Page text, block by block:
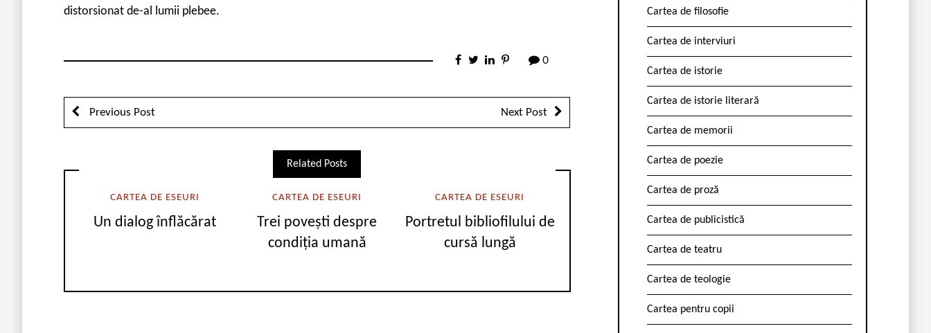
distorsionat de-al lumii plebee.
0
Previous Post Next Post
Related Posts
CARTEA DE ESEURI
Un dialog înflăcărat
CARTEA DE ESEURI
Trei povești despre
condiția umană
CARTEA DE ESEURI
Portretul bibliofilului de
cursă lungă
Cartea de filosofie
Cartea de interviuri
Cartea de istorie
Cartea de istorie literară
Cartea de memorii
Cartea de poezie
Cartea de proză
Cartea de publicistică
Cartea de teatru
Cartea de teologie
Cartea pentru copii